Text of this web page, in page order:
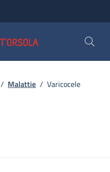
/ Malattie / Varicocele